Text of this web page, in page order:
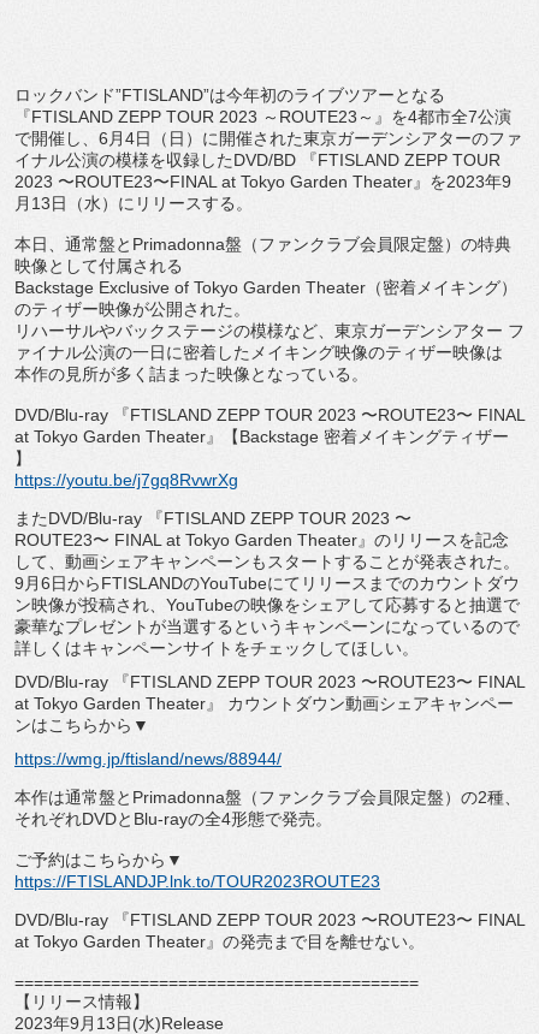
ロックバンド”FTISLAND”は今年初のライブツアーとなる
『FTISLAND ZEPP TOUR 2023 ～ ROUTE23 ～』を4都市全7公演
で開催し、 6月4日（日） に開催された東京ガーデンシアターのファ
イナル公演の模様を収録したDVD/BD 『FTISLAND ZEPP TOUR
2023 〜ROUTE23〜FINAL at Tokyo Garden Theater』を2023年9
月 13日（水）にリリースする。
本日、通常盤と Primadonna盤（ファンクラブ会員限定盤）の特典
映像として付属される
Backstage Exclusive of Tokyo Garden Theater （密着メイキング）
のティザー映像が公開された。
リハーサルやバックステージの模様など、東京ガーデンシアター フ
ァイナル公演の一日に密着したメイキング映像のティザー映像は
本作の見所が多く詰まった映像となっている。
DVD/Blu-ray 『FTISLAND ZEPP TOUR 2023 〜ROUTE23〜 FINAL
at Tokyo Garden Theater』【Backstage 密着メイキングティザー
】
https://youtu.be/j7gq8RvwrXg
またDVD/Blu-ray 『FTISLAND ZEPP TOUR 2023 〜
ROUTE23〜 FINAL at Tokyo Garden Theater』のリリースを記念
して、 動画シェアキャンペーンもスタートすることが発表された。
9月6日からFTISLANDのYouTubeにてリリースまでのカウントダウ
ン映像が投稿され、 YouTubeの映像をシェア して応募すると抽選で
豪華なプレゼントが当選するというキャンペーンになっているので
詳しくはキャンペーンサイトをチェックしてほしい。
DVD/Blu-ray 『FTISLAND ZEPP TOUR 2023 〜ROUTE23〜 FINAL
at Tokyo Garden Theater』 カウントダウン動画シェアキャンペー
ンはこちらから▼
https://wmg.jp/ftisland/news/88944/
本作は通常盤と Primadonna盤（ファンクラブ会員限定盤）の2種、
それぞれDVDと Blu-rayの全4形態で発売。
ご予約はこちらから▼
https://FTISLANDJP.lnk.to/TOUR2023ROUTE23
DVD/Blu-ray
『FTISLAND ZEPP TOUR 2023 〜ROUTE23〜 FINAL
at Tokyo Garden Theater』の発売まで目を離せない。
==========================================
【リリース情報】
2023年9 月 13日(水)Release